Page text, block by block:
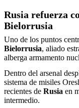
Rusia refuerza
Bielorrusia
Uno de los puntos
Bielorrusia, aliado
alberga armamento
Dentro del arsenal
sistema de misiles
recientes de Rusia en
intermedio.